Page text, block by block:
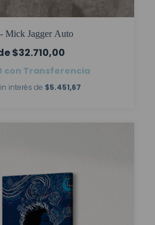
Mick Jagger Auto
$32.710,00
con Transferencia
interés de $5.451,67